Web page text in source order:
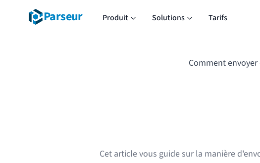
Parseur Produit Solutions Tarifs
Comment
Cet article vous guide sur la manière